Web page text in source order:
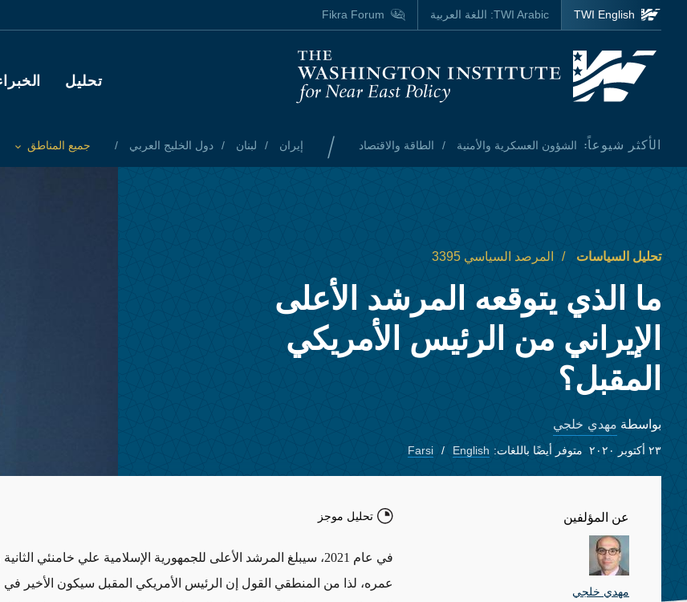
Skip to main content
Homepage
navigation
تحليل
الأكثر شيوعاً: الشؤون العسكرية والأمنية الطاقة والاقتصاد / إيران لبنان دول الخليج العربي
Toggle List of
جميع المناطق
TWI English
TWI Arabic: اللغة العربية Fikra Forum
تحليل السياسات المرصد السياسي 3395
ما الذي يتوقعه المرشد الأعلى
الإيراني من الرئيس الأمريكي
المقبل؟
بواسطة مهدي خلجي
٢٣ أكتوبر ٢٠٢٠ متوفر أيضًا باللغات: English
Farsi
عن المؤلفين
مهدي خلجي
تحليل موجز
في عام 2021، سيبلغ المرشد الأعلى للجمهورية الإسلامية علي خامنئي
عمره، لذا من المنطقي القول إن الرئيس الأمريكي المقبل سيكون الأخير في